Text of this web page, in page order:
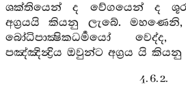
ශක්තියෙන් ද වේගයෙන් ද
අග්‍රයයි කියනු ලැබේ.
බෝධිපාක්‍ෂිකධර්‍මයෝ
පඤ්ඤින්‍ද්‍රිය ඔවුන්ට අග්‍රය යි කියනු
4. 6. 2.